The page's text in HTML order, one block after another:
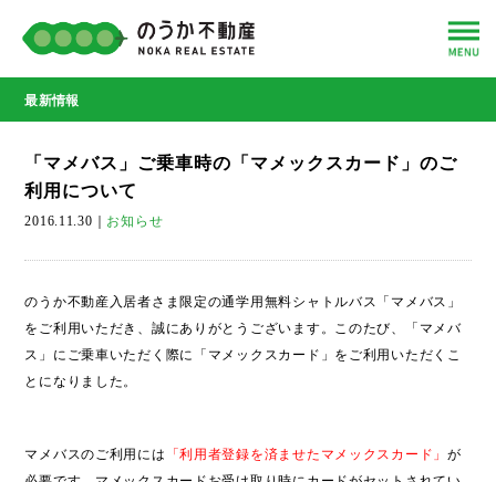
最新情報
「マメバス」ご乗車時の「マメックスカード」のご
利用について
2016.11.30 お知らせ
のうか不動産入居者さま限定の通学用無料シャトルバス「マメバス」
をご利用いただき、誠にありがとうございます。このたび、「マメバ
ス」にご乗車いただく際に「マメックスカード」をご利用いただくこ
とになりました。
マメバスのご利用には 「利用者登録を済ませたマメックスカード」が